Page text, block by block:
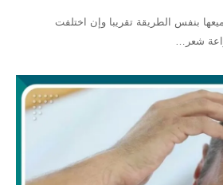
بنفس الطريقة تقريبا وإن اختلفت
شعر…